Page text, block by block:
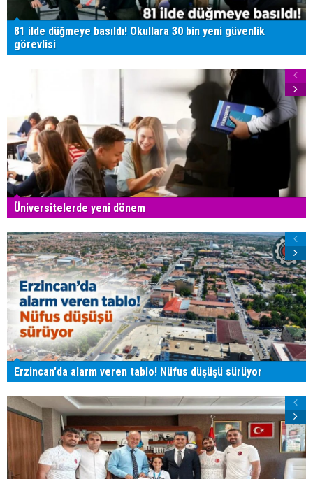
81 ilde düğmeye basıldı! Okullara 30 bin yeni güvenlik
görevlisi
Üniversitelerde yeni dönem
Erzincan'da alarm veren tablo! Nüfus düşüşü sürüyor